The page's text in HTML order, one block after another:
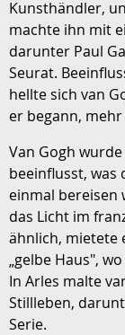
Kunsthändler,
machte ihn mit
darunter Paul
Seurat.
hellte sich van
er begann,
Van Gogh
beeinflusst, was
einmal bereisen
das Licht im
ähnlich, mietete
„gelbe Haus",
In Arles malte
Stillleben,
Serie.